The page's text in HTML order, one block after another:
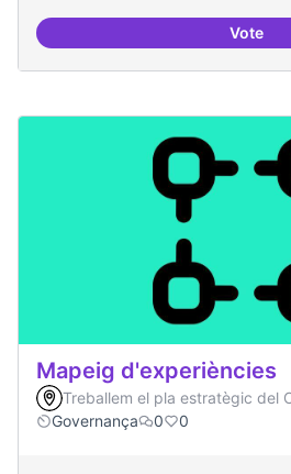
Vote
Mapeig d'experiències
Treballem el pla estratègic del
Governança
0 0